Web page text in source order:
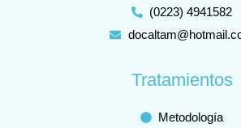
(0223) 4941582
Tratamientos
Metodología